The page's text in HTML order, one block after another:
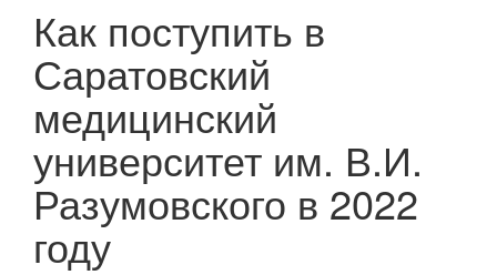
Как поступить в
Саратовский
медицинский
университет им. В.И.
Разумовского в 2022
году